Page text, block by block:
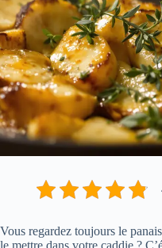
Vous regardez toujours le